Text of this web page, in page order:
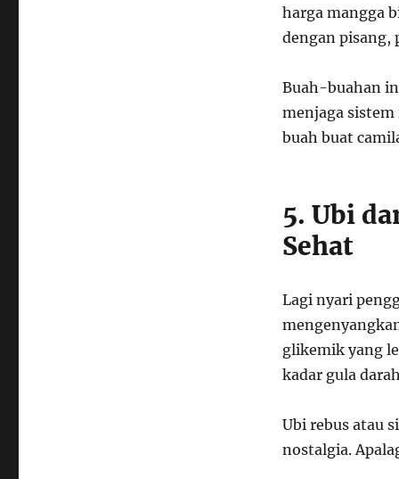
harga mangga
dengan pisang,
Buah-buahan
menjaga
buah buat
5. Ubi
Sehat
Lagi nyari
glikemik yang
kadar gula
Ubi rebus atau
nostalgia.